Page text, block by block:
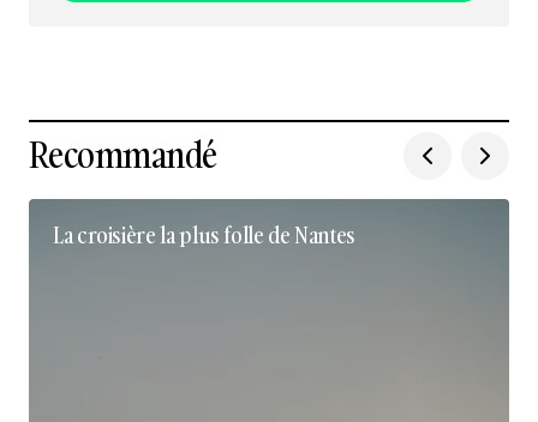
Recommandé
La croisière la plus folle de Nantes